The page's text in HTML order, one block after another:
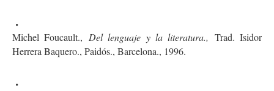
Michel Foucault., Del lenguaje y la literatura., Trad. Isidor
Herrera Baquero., Paidós., Barcelona., 1996.